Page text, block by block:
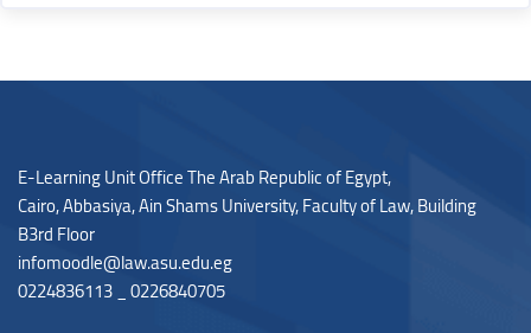
E-Learning Unit Office The Arab Republic of Egypt,
Cairo, Abbasiya, Ain Shams University, Faculty of Law,Building
B3rd Floor
infomoodle@law.asu.edu.eg
0224836113 _ 0226840705